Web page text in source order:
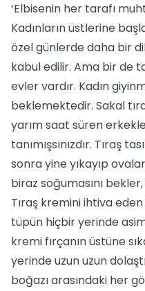
‘Elbisenin her tarafı
Kadınların üstlerine
özel günlerde daha bir
kabul edilir. Ama bir de
evler vardır. Kadın
beklemektedir. Sakal
yarım saat süren
tanımışsınızdır. Tıraş
sonra yine yıkayıp
biraz soğumasını
Tıraş kremini ihtiva
tüpün hiçbir yerinde
kremi fırçanın üstüne
yerinde uzun uzun
boğazı arasındaki her